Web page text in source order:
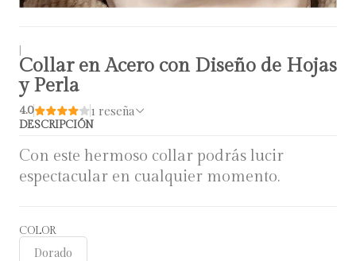
Collar en Acero con Diseño de Hojas
y Perla
4.0 1 reseña
DESCRIPCIÓN
Con este hermoso collar podrás lucir
espectacular en cualquier momento.
COLOR
Dorado